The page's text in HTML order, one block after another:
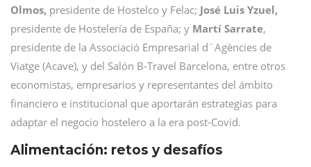
Olmos, presidente de Hostelco y Felac; José Luis Yzuel,
presidente de Hostelería de España; y Martí Sarrate,
presidente de la Associació Empresarial d´Agències de
Viatge (Acave), y del Salón B-Travel Barcelona, entre otros
economistas, empresarios y representantes del ámbito
financiero e institucional que aportarán estrategias para
adaptar el negocio hostelero a la era post-Covid.
Alimentación: retos y desafíos